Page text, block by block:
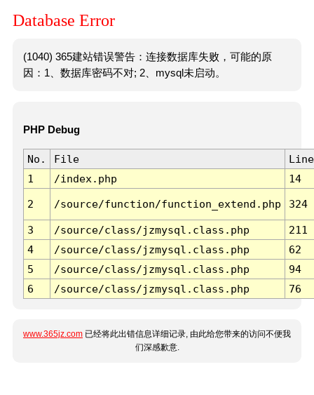
Database Error
(1040) 365建站错误警告：连接数据库失败，可能的原
因：1、数据库密码不对; 2、mysql未启动。
PHP Debug
No. File
Line
1
/index.php 14
2 /source/function/function_extend.php 324
3 /source/class/jzmysql.class.php
211
4
/source/class/jzmysql.class.php
62
5
/source/class/jzmysql.class.php
94
6
/source/class/jzmysql.class.php 76
www.365jz.com 已经将此出错信息详细记录, 由此给您带来的访问不便我
们深感歉意.